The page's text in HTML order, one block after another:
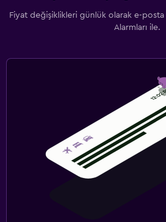
Fiyat değişiklikleri günlük olarak e-
Alarmları ile.